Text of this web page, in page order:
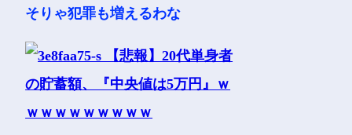
そりゃ犯罪も増えるわな